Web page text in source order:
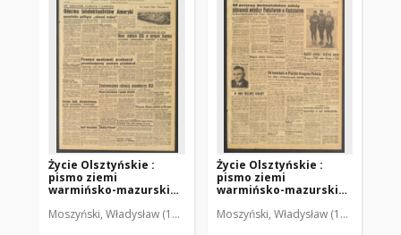
Życie Olsztyńskie :
pismo ziemi
warmińsko-mazurskiej,
Moszyński, Władysław (1922-2001). Red. Mroczkowski, Włodzimierz
Życie Olsztyńskie :
pismo ziemi
warmińsko-mazurskiej,
Moszyński, Władysław (1922-2001).